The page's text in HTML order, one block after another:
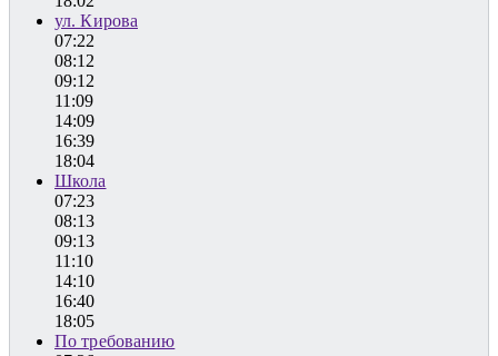
ул. Кирова
07:22
08:12
09:12
11:09
14:09
16:39
18:04
Школа
07:23
08:13
09:13
11:10
14:10
16:40
18:05
По требованию